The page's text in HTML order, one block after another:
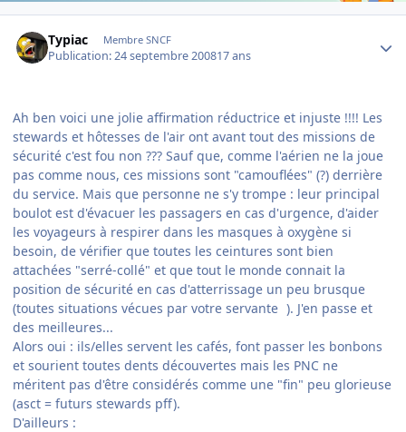
Typiac Membre SNCF
Publication:24 septembre 200817 ans
Ah ben voici une jolie affirmation réductrice et injuste !!!! Les
stewards et hôtesses de l'air ont avant tout des missions de
sécurité c'est fou non ??? Sauf que, comme l'aérien ne la joue
pas comme nous, ces missions sont "camouflées" (?) derrière
du service. Mais que personne ne s'y trompe : leur principal
boulot est d'évacuer les passagers en cas d'urgence, d'aider
les voyageurs à respirer dans les masques à oxygène si
besoin, de vérifier que toutes les ceintures sont bien
attachées "serré-collé" et que tout le monde connait la
position de sécurité en cas d'atterrissage un peu brusque
(toutes situations vécues par votre servante ). J'en passe et
des meilleures...
Alors oui : ils/elles servent les cafés, font passer les bonbons
et sourient toutes dents découvertes mais les PNC ne
méritent pas d'être considérés comme une "fin" peu glorieuse
(asct = futurs stewards pff).
D'ailleurs :